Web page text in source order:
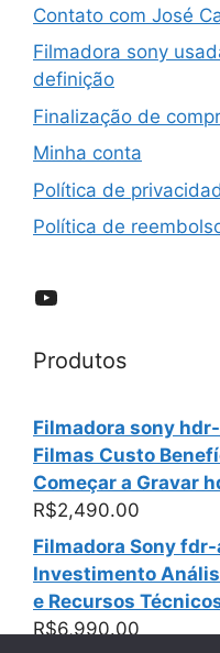
Contato com José
Filmadora sony
definição
Finalização de
Minha conta
Política de
Política de
YouTube
Produtos
Filmadora sony
Filmas Custo
Começar a Gravar
R$2,490.00
Filmadora Sony
Investimento
e Recursos
R$6,990.00